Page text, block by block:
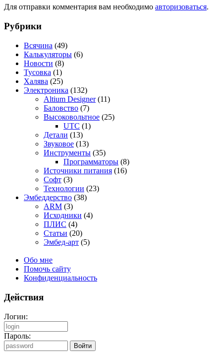
Для отправки комментария вам необходимо авторизоваться.
Рубрики
Всячина (49)
Калькуляторы (6)
Новости (8)
Тусовка (1)
Халява (25)
Электроника (132)
Altium Designer(11)
Баловство (7)
Высоковольтное (25)
UTC (1)
Детали (13)
Звуковое (13)
Инструменты (35)
Программаторы (8)
Источники питания (16)
Софт (3)
Технологии (23)
Эмбеддерство (38)
ARM (3)
Исходники (4)
ПЛИС (4)
Статьи (20)
Эмбед-арт (5)
Обо мне
Помочь сайту
Конфиденциальность
Действия
Логин:
Пароль: